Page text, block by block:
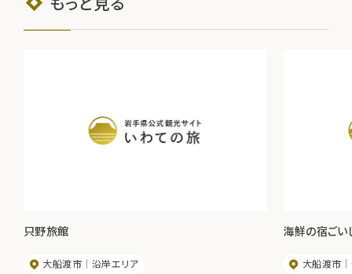
只野旅館
大船渡市 沿岸エリア
海鮮の宿ご
大船渡市